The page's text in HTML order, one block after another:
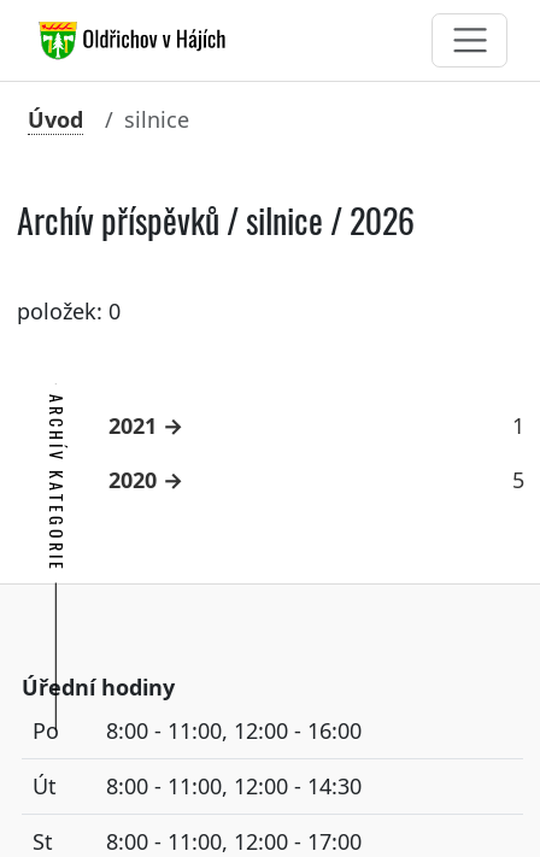
Úvod silnice
Archív příspěvků / silnice / 2026
položek: 0
ARCHÍV KATEGORIE 2021
1
2020
5
Úřední hodiny
Po
8:00 - 11:00, 12:00 - 16:00
Út
8:00 - 11:00, 12:00 - 14:30
St
8:00 - 11:00, 12:00 - 17:00